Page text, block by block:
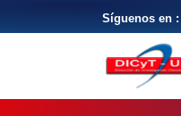
Síguenos en :